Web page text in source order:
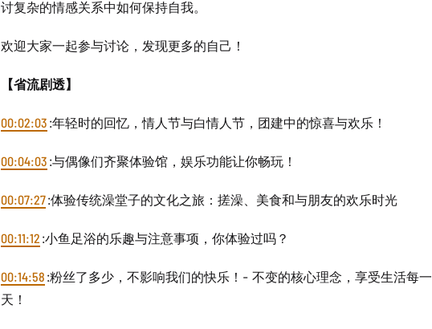
讨复杂的情感关系中如何保持自我。
欢迎大家一起参与讨论，发现更多的自己！
【省流剧透】
00:02:03 :年轻时的回忆，情人节与白情人节，团建中的惊喜与欢乐！
00:04:03 :与偶像们齐聚体验馆，娱乐功能让你畅玩！
00:07:27:体验传统澡堂子的文化之旅：搓澡、美食和与朋友的欢乐时光
00:11:12 :小鱼足浴的乐趣与注意事项，你体验过吗？
00:14:58 :粉丝了多少，不影响我们的快乐！- 不变的核心理念，享受生活每一
天！